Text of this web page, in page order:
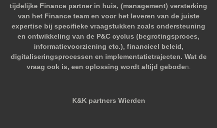
tijdelijke Finance partner in huis, (management) versterking
van het Finance team en voor het leveren van de juiste
expertise bij specifieke vraagstukken zoals ondersteuning
en ontwikkeling van de P&C cyclus (begrotingsproces,
informatievoorziening etc.), financieel beleid,
digitaliseringsprocessen en implementatietrajecten. Wat de
vraag ook is, een oplossing wordt altijd geboden.
K&K partners Wierden